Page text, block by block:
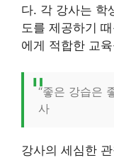
다. 각 강사는 학
도를 제공하기
에게 적합한 교
“좋은 강습은
사
강사의 세심한